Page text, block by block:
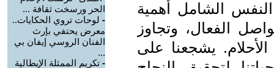
الشامل أهمية
الفعال، وتجاوز
يشجعنا على
الحر ورسخت ثقافة ...
- لوحات تروي الحكايات..
معرض يحتفي بإرث
الفنان الروسي إيفان بي
...
- تكريم الممثلة الإيطالية